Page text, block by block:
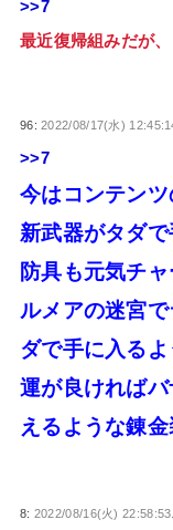
>>7
最近復帰組みだが
96:2022/08/17(水)
>>7
今はコンテン
新武器がタダ
防具も元気チ
ルメアの迷宮
ダで手に入る
運が良ければ
えるような錬
8: 2022/08/16(火)